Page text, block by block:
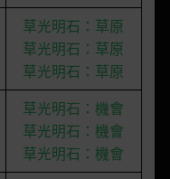
草光明石：草原
草光明石：草原
草光明石：草原
草光明石：機會
草光明石：機會
草光明石：機會